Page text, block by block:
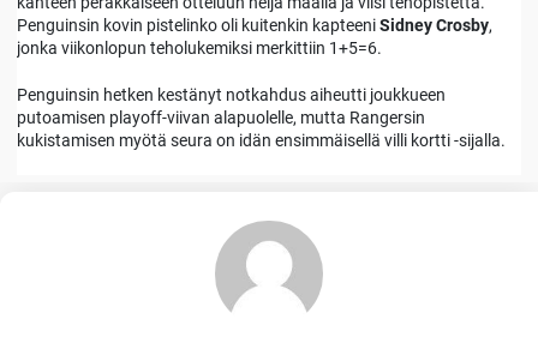
Penguinsin kovin pistelinko oli kuitenkin kapteeniSidney Crosby,
jonka viikonlopun teholukemiksi merkittiin 1+5=6.
Penguinsin hetken kestänyt notkahdus aiheutti joukkueen
putoamisen playoff-viivan alapuolelle, mutta Rangersin
kukistamisen myötä seura on idän ensimmäisellä villi kortti -sijalla.